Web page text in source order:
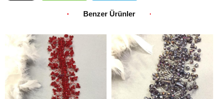
Benzer Ürünler